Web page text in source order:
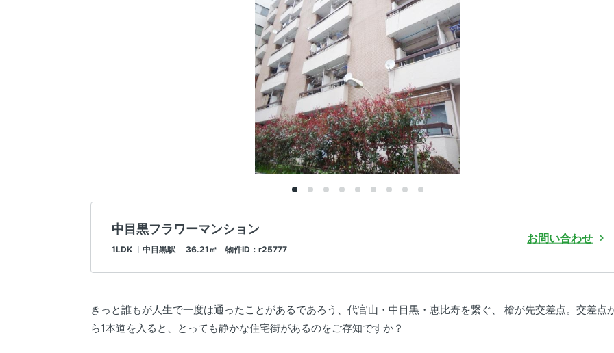
中目黒フラワーマンション
1LDK 中目黒駅 36.21㎡ 物件ID：r25777
お問い合わせ
きっと誰もが人生で一度は通ったことがあるであろう、代官山・中目黒・恵比寿を繋ぐ、 槍が先交差点。交差点
ら1本道を入ると、とっても静かな住宅街があるのをご存知ですか？